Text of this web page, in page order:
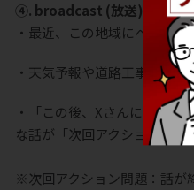
④. broadcast (放送)
・最近、この地域にペット
・天気予報や道路工事の状
・「この後、Xさんに登場し
な話が「次回アクション問題
※次回アクション問題：話が